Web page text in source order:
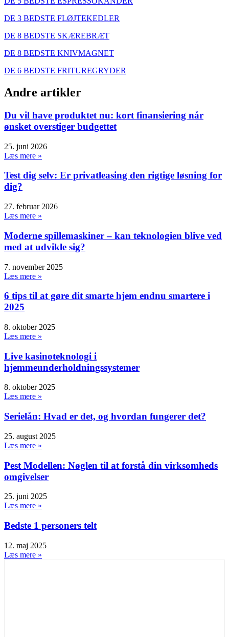
DE 3 BEDSTE FLØJTEKEDLER
DE 8 BEDSTE SKÆREBRÆT
DE 8 BEDSTE KNIVMAGNET
DE 6 BEDSTE FRITUREGRYDER
Andre artikler
Du vil have produktet nu: kort finansiering når
ønsket overstiger budgettet
25. juni 2026
Læs mere »
Test dig selv: Er privatleasing den rigtige løsning for
dig?
27. februar 2026
Læs mere »
Moderne spillemaskiner – kan teknologien blive ved
med at udvikle sig?
7. november 2025
Læs mere »
6 tips til at gøre dit smarte hjem endnu smartere i
2025
8. oktober 2025
Læs mere »
Live kasinoteknologi i
hjemmeunderholdningssystemer
8. oktober 2025
Læs mere »
Serielån: Hvad er det, og hvordan fungerer det?
25. august 2025
Læs mere »
Pest Modellen: Nøglen til at forstå din virksomheds
omgivelser
25. juni 2025
Læs mere »
Bedste 1 personers telt
12. maj 2025
Læs mere »